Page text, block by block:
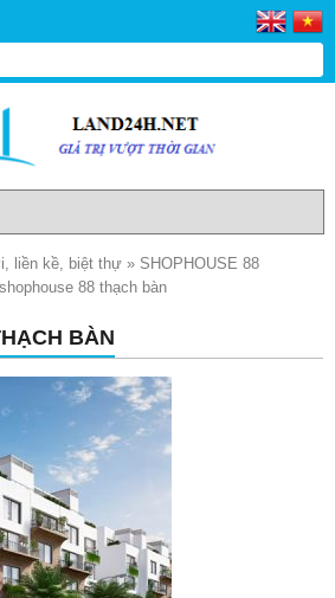
liền kề, biệt thự » SHOPHOUSE 88
shophouse 88 thạch bàn
BÀN